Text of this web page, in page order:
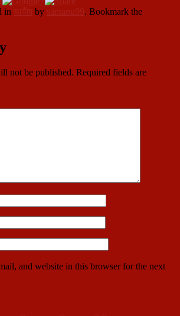
in জাতীয় by santanu99. Bookmark the
not be published. Required fields are
and website in this browser for the next